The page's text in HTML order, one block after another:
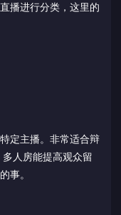
播进行分类，这里的
定主播。非常适合辩
人房能提高观众留
事。